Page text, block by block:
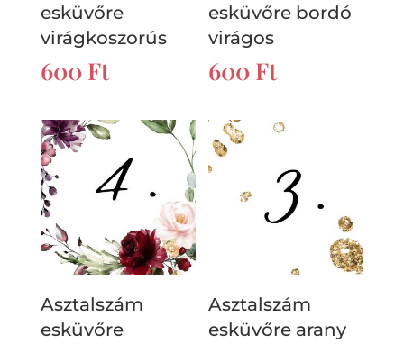
esküvőre
virágkoszorús
600 Ft
esküvőre bordó
virágos
600 Ft
Asztalszám
esküvőre
Asztalszám
esküvőre arany